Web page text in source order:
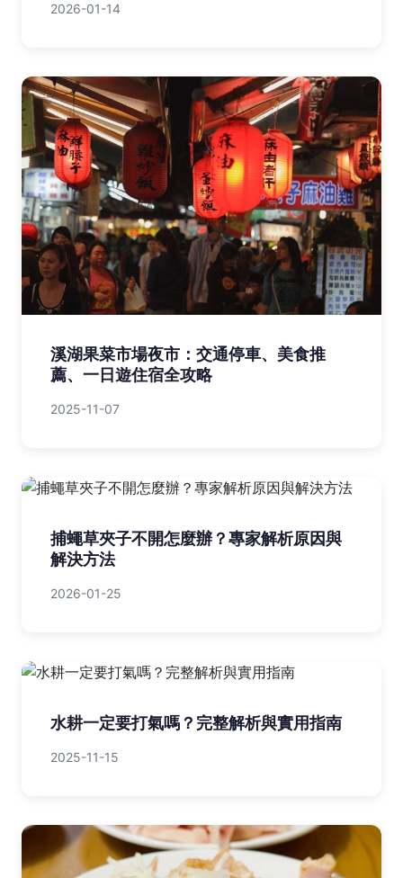
2026-01-14
溪湖果菜市場夜市：交通停車、美食推
薦、一日遊住宿全攻略
2025-11-07
捕蠅草夾子不開怎麼辦？專家解析原因與
解決方法
2026-01-25
水耕一定要打氣嗎？完整解析與實用指南
2025-11-15